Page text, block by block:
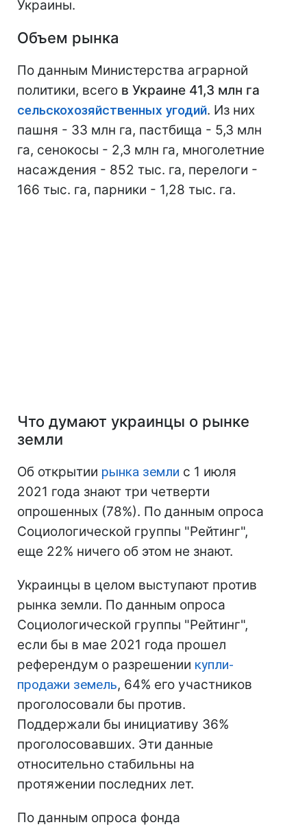
Украины.
Объем рынка
По данным Министерства аграрной
политики, всего в Украине 41,3 млн га
сельскохозяйственных угодий. Из них
пашня - 33 млн га, пастбища - 5,3 млн
га, сенокосы - 2,3 млн га, многолетние
насаждения - 852 тыс. га, перелоги -
166 тыс. га, парники - 1,28 тыс. га.
Что думают украинцы о рынке
земли
Об открытии рынка земли с 1 июля
2021 года знают три четверти
опрошенных (78%). По данным опроса
Социологической группы "Рейтинг",
еще 22% ничего об этом не знают.
Украинцы в целом выступают против
рынка земли. По данным опроса
Социологической группы "Рейтинг",
если бы в мае 2021 года прошел
референдум о разрешении купли-
продажи земель, 64% его участников
проголосовали бы против.
Поддержали бы инициативу 36%
проголосовавших. Эти данные
относительно стабильны на
протяжении последних лет.
По данным опроса фонда